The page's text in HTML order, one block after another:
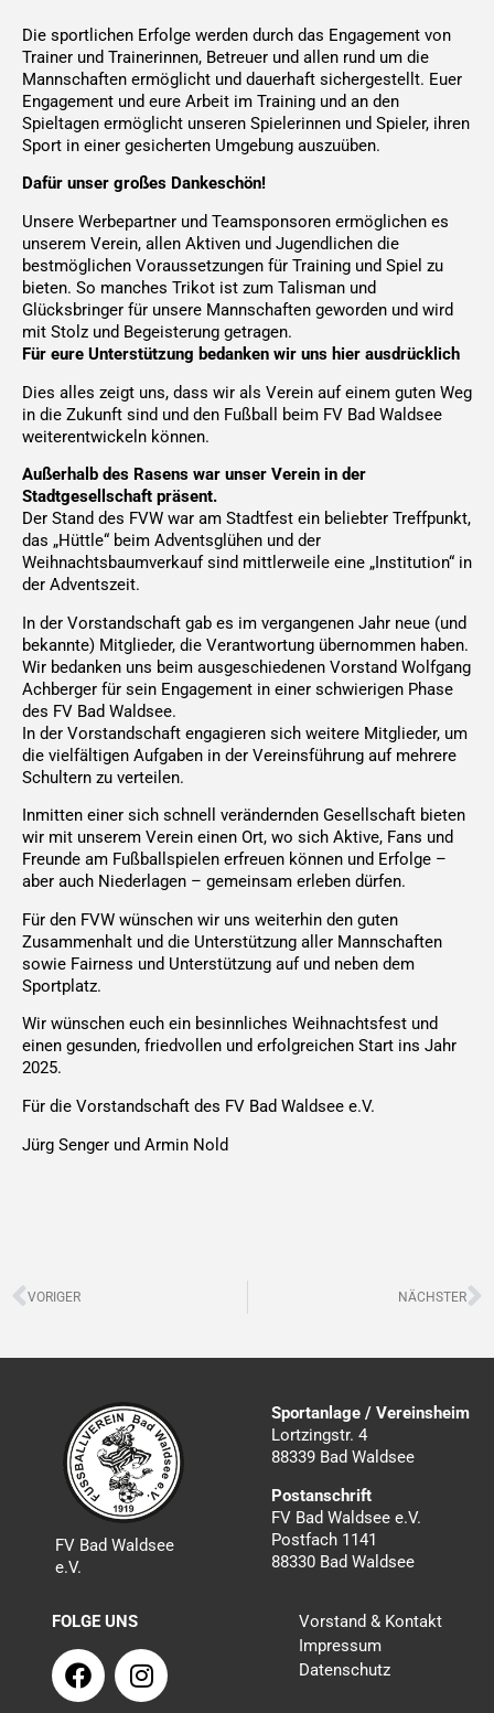
Die sportlichen Erfolge werden durch das Engagement von
Trainer und Trainerinnen, Betreuer und allen rund um die
Mannschaften ermöglicht und dauerhaft sichergestellt. Euer
Engagement und eure Arbeit im Training und an den
Spieltagen ermöglicht unseren Spielerinnen und Spieler, ihren
Sport in einer gesicherten Umgebung auszuüben.
Dafür unser großes Dankeschön!
Unsere Werbepartner und Teamsponsoren ermöglichen es
unserem Verein, allen Aktiven und Jugendlichen die
bestmöglichen Voraussetzungen für Training und Spiel zu
bieten. So manches Trikot ist zum Talisman und
Glücksbringer für unsere Mannschaften geworden und wird
mit Stolz und Begeisterung getragen.
Für eure Unterstützung bedanken wir uns hier ausdrücklich
Dies alles zeigt uns, dass wir als Verein auf einem guten Weg
in die Zukunft sind und den Fußball beim FV Bad Waldsee
weiterentwickeln können.
Außerhalb des Rasens war unser Verein in der
Stadtgesellschaft präsent.
Der Stand des FVW war am Stadtfest ein beliebter Treffpunkt,
das „Hüttle“ beim Adventsglühen und der
Weihnachtsbaumverkauf sind mittlerweile eine „Institution“ in
der Adventszeit.
In der Vorstandschaft gab es im vergangenen Jahr neue (und
bekannte) Mitglieder, die Verantwortung übernommen haben.
Wir bedanken uns beim ausgeschiedenen Vorstand Wolfgang
Achberger für sein Engagement in einer schwierigen Phase
des FV Bad Waldsee.
In der Vorstandschaft engagieren sich weitere Mitglieder, um
die vielfältigen Aufgaben in der Vereinsführung auf mehrere
Schultern zu verteilen.
Inmitten einer sich schnell verändernden Gesellschaft bieten
wir mit unserem Verein einen Ort, wo sich Aktive, Fans und
Freunde am Fußballspielen erfreuen können und Erfolge –
aber auch Niederlagen – gemeinsam erleben dürfen.
Für den FVW wünschen wir uns weiterhin den guten
Zusammenhalt und die Unterstützung aller Mannschaften
sowie Fairness und Unterstützung auf und neben dem
Sportplatz.
Wir wünschen euch ein besinnliches Weihnachtsfest und
einen gesunden, friedvollen und erfolgreichen Start ins Jahr
2025.
Für die Vorstandschaft des FV Bad Waldsee e.V.
Jürg Senger und Armin Nold
Zurück
VORIGER NÄCHSTER
FV Bad Waldsee
e.V.
Sportanlage / Vereinsheim
Lortzingstr. 4
88339 Bad Waldsee
Postanschrift
FV Bad Waldsee e.V.
Postfach 1141
88330 Bad Waldsee
FOLGE UNS
F
a
I
n
Vorstand & Kontakt
Impressum
Datenschutz